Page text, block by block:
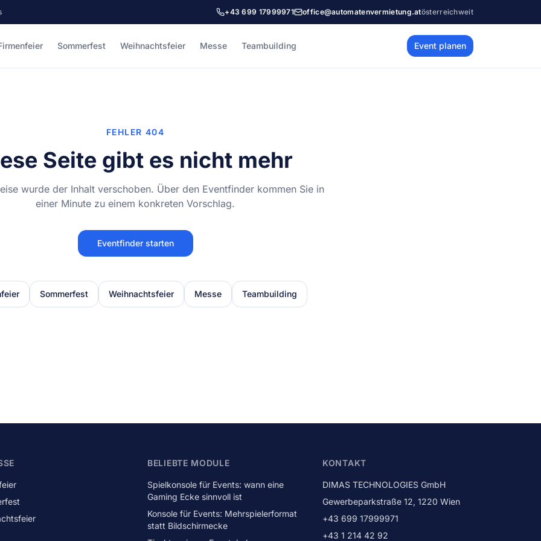
+43 699 17999971 office@automatenvermietung.atösterreichweit
Sommerfest Weihnachtsfeier Messe Teambuilding Event planen
FEHLER 404
Seite gibt es nicht mehr
wurde der Inhalt verschoben. Über den Eventfinder kommen Sie in
einer Minute zu einem konkreten Vorschlag.
Eventfinder starten
Sommerfest Weihnachtsfeier Messe Teambuilding
BELIEBTE MODULE
Spielkonsole für Events: wann eine
Gaming Ecke sinnvoll ist
Konsole für Events: Mehrspielerformat
statt Bildschirmecke
KONTAKT
DIMAS TECHNOLOGIES GmbH
Gewerbeparkstraße 12, 1220 Wien
+43 699 17999971
+43 1 214 42 92